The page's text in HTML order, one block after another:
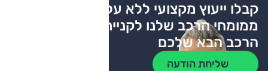
קבלו ייעוץ מקצועי ללא עלות
ממומחי הרכב שלנו לקניית
הרכב הבא שלכם
שליחת הודעה